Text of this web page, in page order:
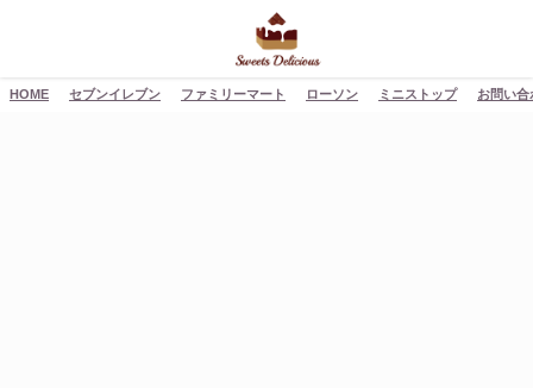
HOME セブンイレブン ファミリーマート ローソン ミニストップ お問い合